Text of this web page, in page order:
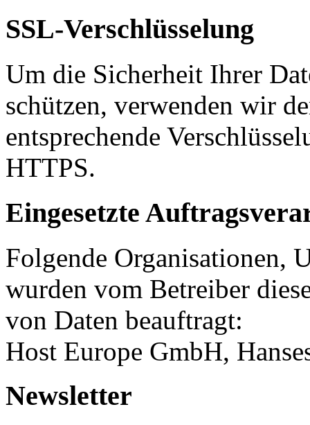
SSL-Verschlüsselung
Um die Sicherheit Ihrer
schützen, verwenden wir
entsprechende
HTTPS.
Eingesetzte
Folgende Organisationen,
wurden vom Betreiber
von Daten beauftragt:
Host Europe GmbH,
Newsletter